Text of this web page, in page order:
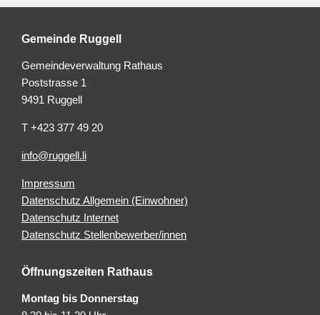
Gemeinde Ruggell
Gemeindeverwaltung Rathaus
Poststrasse 1
9491 Ruggell
T +423 377 49 20
info@ruggell.li
Impressum
Datenschutz Allgemein (Einwohner)
Datenschutz Internet
Datenschutz Stellenbewerber/innen
Öffnungszeiten Rathaus
Montag bis Donnerstag